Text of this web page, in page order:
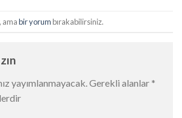
amabir yorumbırakabilirsiniz.
yayımlanmayacak.Gerekli alanlar *